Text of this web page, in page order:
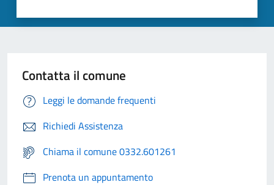
Contatta il comune
Leggi le domande frequenti
Richiedi Assistenza
Chiama il comune 0332.601261
Prenota un appuntamento